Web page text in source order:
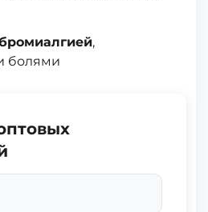
,
болями